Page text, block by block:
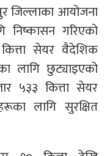
जिल्लाका आयोजना
निष्कासन गरिएको
सेयर वैदेशिक
लागि छुट्याइएको
५३३ कित्ता सेयर
लागि सुरक्षित